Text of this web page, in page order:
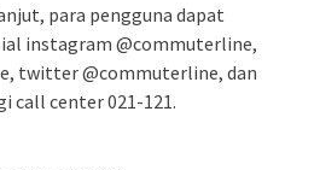
para pengguna dapat
instagram @commuterline,
twitter @commuterline, dan
call center 021-121.